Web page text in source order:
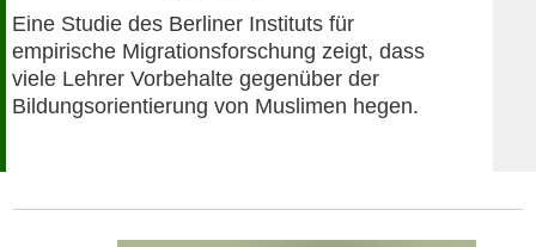
Eine Studie des Berliner Instituts für
empirische Migrationsforschung zeigt, dass
viele Lehrer Vorbehalte gegenüber der
Bildungsorientierung von Muslimen hegen.